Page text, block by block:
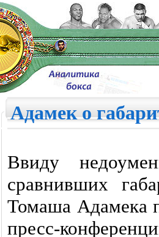
Адамек о
Ввиду
сравнивших
Томаша Адамека
пресс-